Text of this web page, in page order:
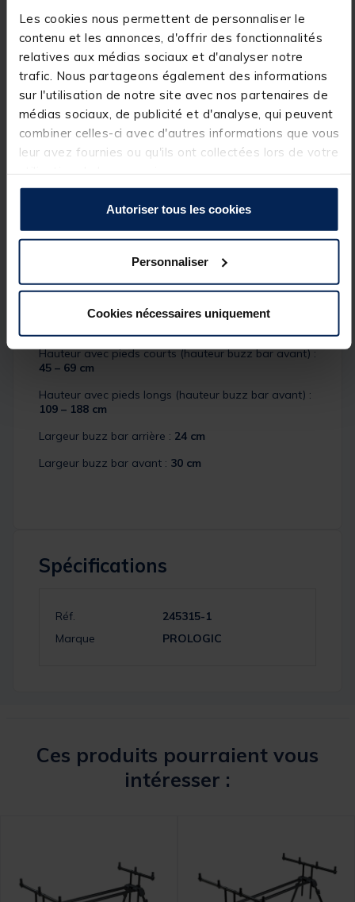
Les cookies nous permettent de personnaliser le
contenu et les annonces, d'offrir des fonctionnalités
relatives aux médias sociaux et d'analyser notre
trafic. Nous partageons également des informations
sur l'utilisation de notre site avec nos partenaires de
médias sociaux, de publicité et d'analyse, qui peuvent
combiner celles-ci avec d'autres informations que vous
leur avez fournies ou qu'ils ont collectées lors de votre
Autoriser tous les cookies
Personnaliser
Cookies nécessaires uniquement
Utilisation ultra-polyvalente : setup bas,
intermédiaire ou très haut
Pieds et barre centrale extensibles
Inclus :4 pieds courts
Angles de pieds multi-verrouillables
Colliers d’alignement des buzz bars
Version 2 cannes (existe aussi en 3 et 4 cannes)
Compatibilité avec pieds courts et pieds longs
(vendus séparément)
housse rembourrée de transport
Hauteur avec pieds courts (hauteur buzz bar avant) :
45 – 69 cm
Hauteur avec pieds longs (hauteur buzz bar avant) :
109 – 188 cm
Largeur buzz bar arrière : 24 cm
Largeur buzz bar avant : 30 cm
Spécifications
Réf.
245315-1
Marque
PROLOGIC
Ces produits pourraient vous
intéresser :